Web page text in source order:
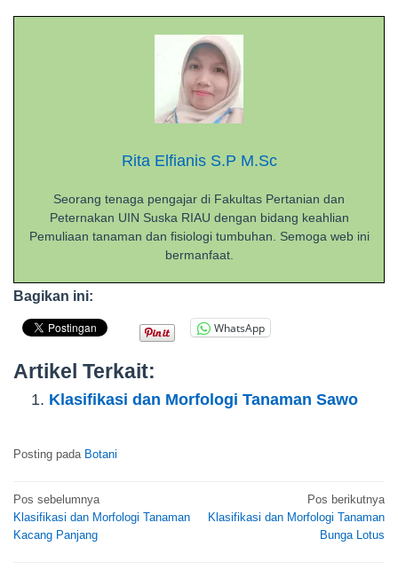
Rita Elfianis S.P M.Sc
Seorang tenaga pengajar di Fakultas Pertanian dan
Peternakan UIN Suska RIAU dengan bidang keahlian
Pemuliaan tanaman dan fisiologi tumbuhan. Semoga web ini
bermanfaat.
Bagikan ini:
WhatsApp
Artikel Terkait:
Klasifikasi dan Morfologi Tanaman Sawo
Posting pada Botani
Navigasi
pos
Pos sebelumnya
Klasifikasi dan Morfologi Tanaman
Kacang Panjang
Pos berikutnya
Klasifikasi dan Morfologi Tanaman
Bunga Lotus